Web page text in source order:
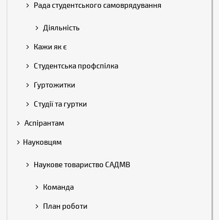
Рада студентського самоврядування
Діяльність
Кажи як є
Студентська профспілка
Гуртожитки
Студії та гуртки
Аспірантам
Науковцям
Наукове товариство САДМВ
Команда
План роботи